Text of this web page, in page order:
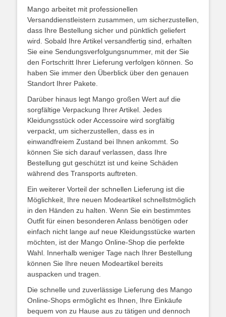
Mango arbeitet mit professionellen
Versanddienstleistern zusammen, um sicherzustellen,
dass Ihre Bestellung sicher und pünktlich geliefert
wird. Sobald Ihre Artikel versandfertig sind, erhalten
Sie eine Sendungsverfolgungsnummer, mit der Sie
den Fortschritt Ihrer Lieferung verfolgen können. So
haben Sie immer den Überblick über den genauen
Standort Ihrer Pakete.
Darüber hinaus legt Mango großen Wert auf die
sorgfältige Verpackung Ihrer Artikel. Jedes
Kleidungsstück oder Accessoire wird sorgfältig
verpackt, um sicherzustellen, dass es in
einwandfreiem Zustand bei Ihnen ankommt. So
können Sie sich darauf verlassen, dass Ihre
Bestellung gut geschützt ist und keine Schäden
während des Transports auftreten.
Ein weiterer Vorteil der schnellen Lieferung ist die
Möglichkeit, Ihre neuen Modeartikel schnellstmöglich
in den Händen zu halten. Wenn Sie ein bestimmtes
Outfit für einen besonderen Anlass benötigen oder
einfach nicht lange auf neue Kleidungsstücke warten
möchten, ist der Mango Online-Shop die perfekte
Wahl. Innerhalb weniger Tage nach Ihrer Bestellung
können Sie Ihre neuen Modeartikel bereits
auspacken und tragen.
Die schnelle und zuverlässige Lieferung des Mango
Online-Shops ermöglicht es Ihnen, Ihre Einkäufe
bequem von zu Hause aus zu tätigen und dennoch